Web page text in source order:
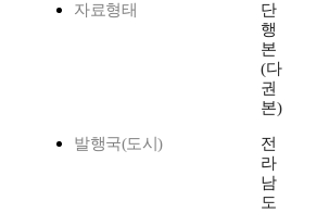
자료형태
단
행
본
(다
권
본)
발행국(도시)
전
라
남
도